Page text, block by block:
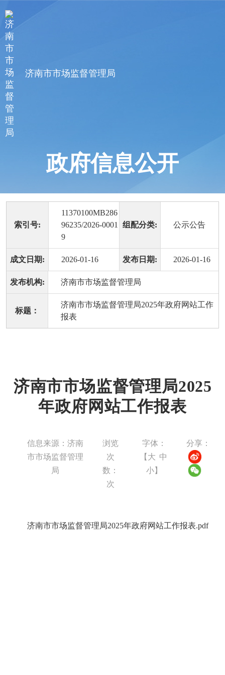
济南市市场监督管理局
政府信息公开
索引号:
11370100MB286
96235/2026-0001
9
组配分类: 公示公告
成文日期: 2026-01-16 发布日期: 2026-01-16
发布机构: 济南市市场监督管理局
标题：
济南市市场监督管理局2025年政府网站工作
报表
济南市市场监督管理局2025
年政府网站工作报表
信息来源：济南
市市场监督管理
局
浏览
次
数：
次
字体：
【 大 中
小】
分享：
济南市市场监督管理局2025年政府网站工作报表.pdf